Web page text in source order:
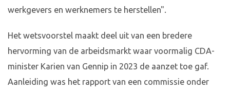
werkgevers en werknemers te herstellen".
Het wetsvoorstel maakt deel uit van een bredere
hervorming van de arbeidsmarkt waar voormalig CDA-
minister Karien van Gennip in 2023 de aanzet toe gaf.
Aanleiding was het rapport van een commissie onder